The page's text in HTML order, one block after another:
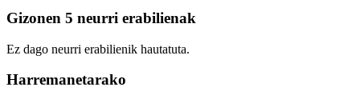
Gizonen 5 neurri erabilienak
Ez dago neurri erabilienik hautatuta.
Harremanetarako